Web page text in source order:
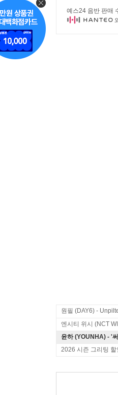
예스24 음반 판매
원필 (DAY6) -
윤하 (YOUNHA) - '
2026 시즌 그리팅 할